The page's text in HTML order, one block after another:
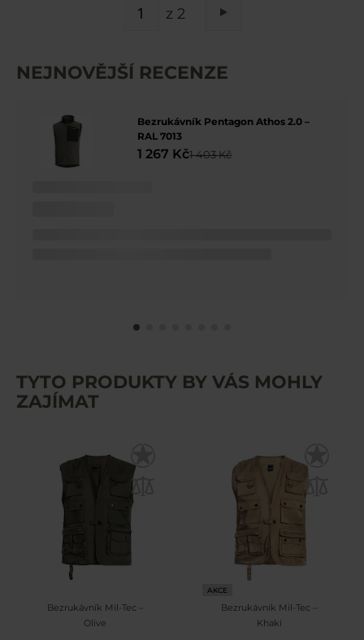
z 2
NEJNOVĚJŠÍ RECENZE
Bezrukávník Pentagon Athos 2.0 –
RAL 7013
1 267 Kč1 403 Kč
TYTO PRODUKTY BY VÁS MOHLY
ZAJÍMAT
Bezrukávník Mil-Tec –
Olive
AKCE
Bezrukávník Mil-Tec –
Khaki